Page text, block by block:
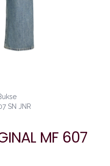
SN JNR
MF 607